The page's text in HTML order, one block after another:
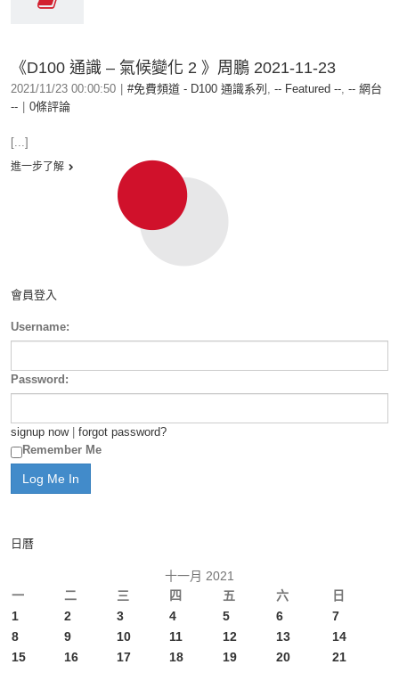
《D100 通識 – 氣候變化 2 》周鵬 2021-11-23
2021/11/23 00:00:50 #免費頻道 - D100 通識系列 , -- Featured --, -- 網台
--
0條評論
[...]
進一步了解
會員登入
Username:
Password:
signup now| forgot password?
Remember Me
日曆
十一月 2021
一
二 三 四 五 六
日
1
2 3 4 5 6
7
8
9 10 11 12 13
14
15
16 17 18 19 20
21